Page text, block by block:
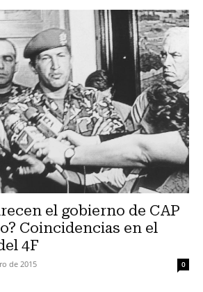
el gobierno de CAP
Coincidencias en el
4F
de 2015 0